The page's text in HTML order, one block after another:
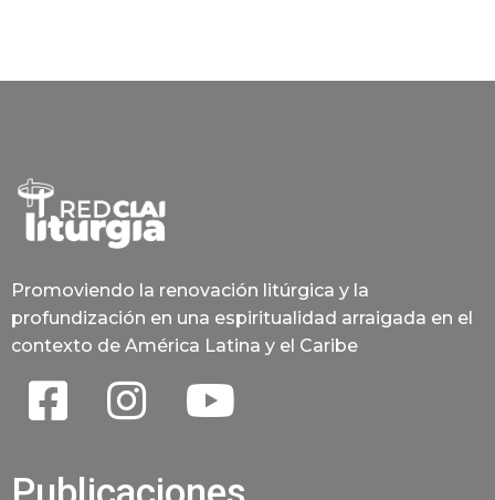
Promoviendo la renovación litúrgica y la
profundización en una espiritualidad arraigada en el
contexto de América Latina y el Caribe